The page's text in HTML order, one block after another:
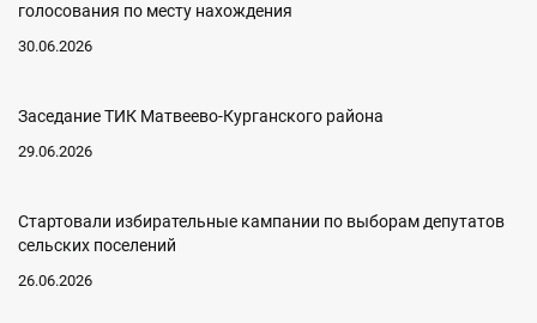
голосования по месту нахождения
30.06.2026
Заседание ТИК Матвеево-Курганского района
29.06.2026
Стартовали избирательные кампании по выборам депутатов
сельских поселений
26.06.2026